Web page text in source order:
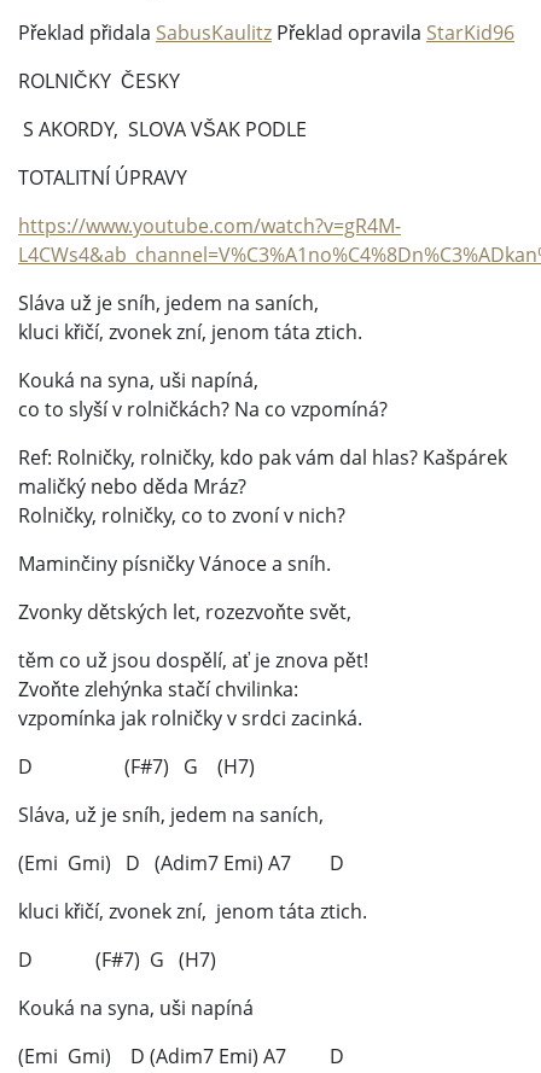
Překlad přidala SabusKaulitz Překlad opravila StarKid96
ROLNIČKY ČESKY
S AKORDY, SLOVA VŠAK PODLE
TOTALITNÍ ÚPRAVY
https://www.youtube.com/watch?v=gR4M-
Sláva už je sníh, jedem na saních,
kluci křičí, zvonek zní, jenom táta ztich.
Kouká na syna, uši napíná,
co to slyší v rolničkách? Na co vzpomíná?
Ref: Rolničky, rolničky, kdo pak vám dal hlas? Kašpárek
maličký nebo děda Mráz?
Rolničky, rolničky, co to zvoní v nich?
Maminčiny písničky Vánoce a sníh.
Zvonky dětských let, rozezvoňte svět,
těm co už jsou dospělí, ať je znova pět!
Zvoňte zlehýnka stačí chvilinka:
vzpomínka jak rolničky v srdci zacinká.
D (F#7) G (H7)
Sláva, už je sníh, jedem na saních,
(Emi Gmi) D (Adim7 Emi) A7 D
kluci křičí, zvonek zní, jenom táta ztich.
D (F#7) G (H7)
Kouká na syna, uši napíná
(Emi Gmi) D (Adim7 Emi) A7 D